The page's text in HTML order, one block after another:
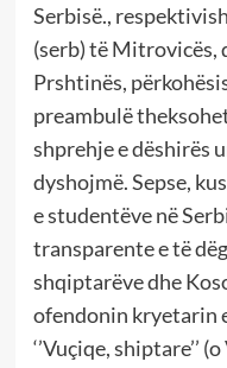
Serbisë.,
(serb) të Mitrovicës,
Prshtinës,
preambulë
shprehje e dëshirës
dyshojmë. Sepse,
e studentëve në
transparente e të
shqiptarëve dhe
ofendonin kryetarin
‘’Vuçiqe, shiptare’’